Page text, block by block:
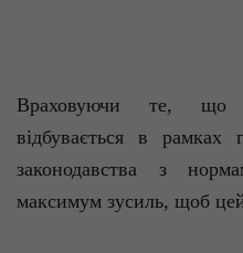
Враховуючи те, що
відбувається в рамках
законодавства з
максимум зусиль, щоб